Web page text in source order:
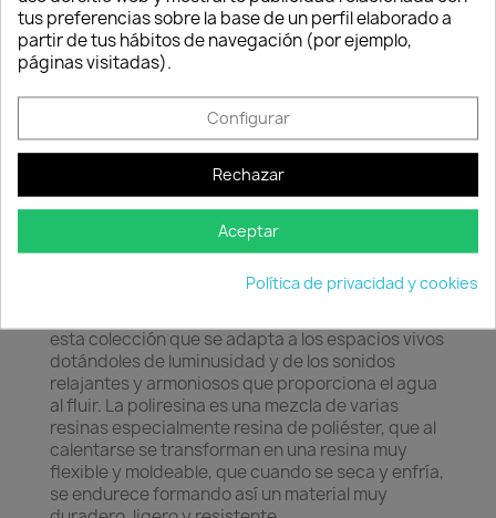
Descripción Detalles del producto
esta colección que se adapta a los espacios vivos
dotándoles de luminusidad y de los sonidos
relajantes y armoniosos que proporciona el agua
al fluir. La poliresina es una mezcla de varias
resinas especialmente resina de poliéster, que al
calentarse se transforman en una resina muy
flexible y moldeable, que cuando se seca y enfría,
se endurece formando así un material muy
tus preferencias sobre la base de un perfil elaborado a
partir de tus hábitos de navegación (por ejemplo,
páginas visitadas).
Configurar
Rechazar
Aceptar
Política de privacidad y cookies
Consentimiento de cookies